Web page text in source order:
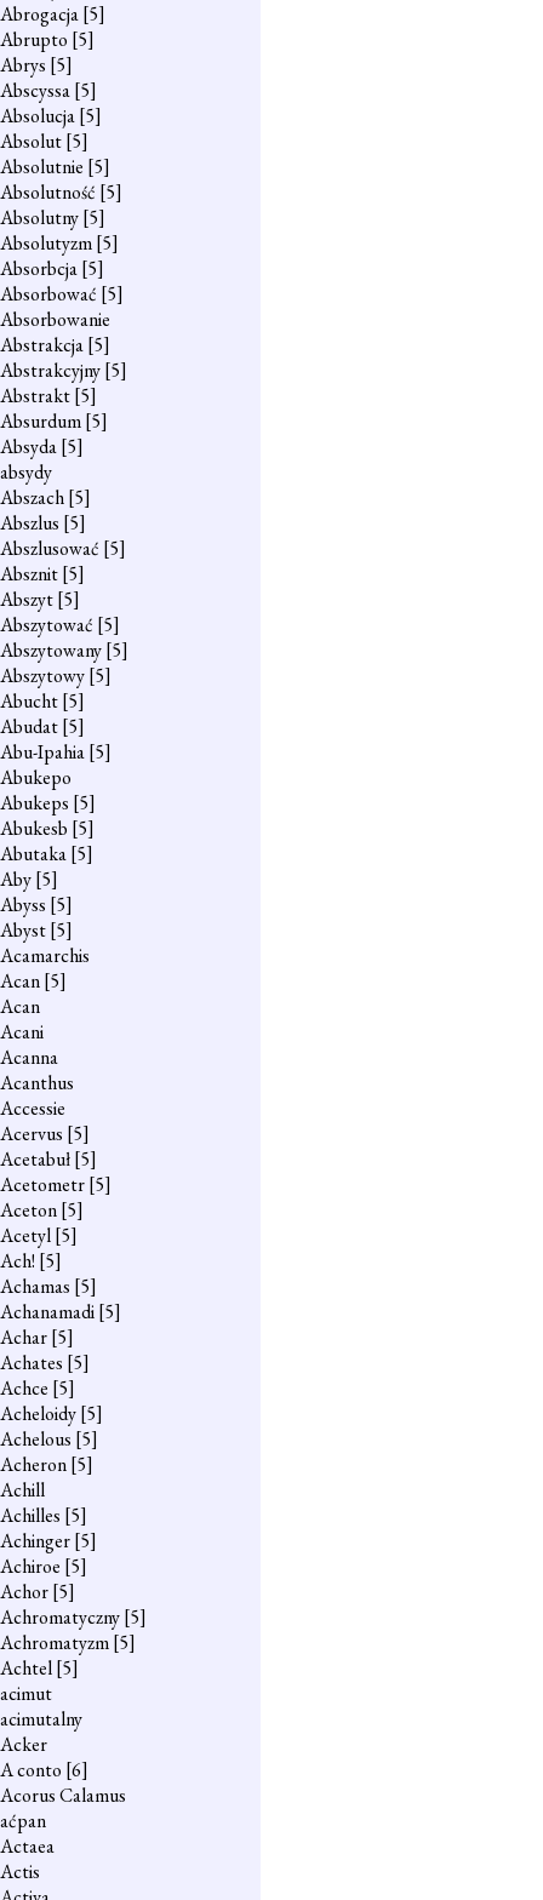
Abrogacja[5]
Abrupto [5]
Abrys [5]
Abscyssa[5]
Absolucja[5]
Absolut[5]
Absolutnie [5]
Absolutność [5]
Absolutny[5]
Absolutyzm[5]
Absorbcja[5]
Absorbować [5]
Absorbowanie
Abstrakcja[5]
Abstrakcyjny[5]
Abstrakt[5]
Absurdum[5]
Absyda[5]
absydy
Abszach[5]
Abszlus [5]
Abszlusować [5]
Absznit[5]
Abszyt[5]
Abszytować [5]
Abszytowany[5]
Abszytowy[5]
Abucht[5]
Abudat[5]
Abu-Ipahia[5]
Abukepo
Abukeps [5]
Abukesb [5]
Abutaka[5]
Aby[5]
Abyss [5]
Abyst[5]
Acamarchis
Acan[5]
Acan
Acani
Acanna
Acanthus
Accessie
Acervus [5]
Acetabuł[5]
Acetometr[5]
Aceton[5]
Acetyl[5]
Ach! [5]
Achamas [5]
Achanamadi[5]
Achar[5]
Achates [5]
Achce [5]
Acheloidy[5]
Achelous [5]
Acheron[5]
Achill
Achilles [5]
Achinger[5]
Achiroe [5]
Achor[5]
Achromatyczny[5]
Achromatyzm[5]
Achtel[5]
acimut
acimutalny
Acker
A conto [6]
Acorus Calamus
aćpan
Actaea
Actis